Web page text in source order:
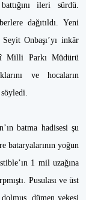
ileri sürdü.
dağıtıldı. Yeni
Onbaşı’yı inkâr
Milli Parkı Müdürü
ve hocaların
batma hadisesi şu
bataryalarının yoğun
1 mil uzağına
Pusulası ve üst
dümen yekesi